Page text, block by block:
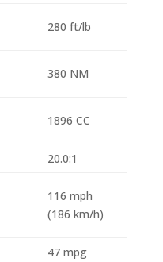
280 ft/lb
380 NM
1896 CC
20.0:1
116 mph
(186 km/h)
47 mpg